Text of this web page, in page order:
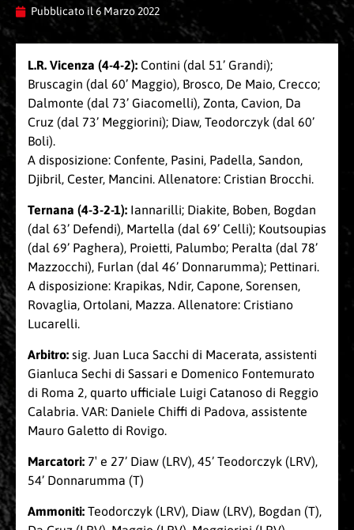
Pubblicato il 6 Marzo 2022
L.R. Vicenza (4-4-2): Contini (dal 51’ Grandi);
Bruscagin (dal 60’ Maggio), Brosco, De Maio, Crecco;
Dalmonte (dal 73’ Giacomelli), Zonta, Cavion, Da
Cruz (dal 73’ Meggiorini); Diaw, Teodorczyk (dal 60’
Boli).
A disposizione: Confente, Pasini, Padella, Sandon,
Djibril, Cester, Mancini. Allenatore: Cristian Brocchi.
Ternana (4-3-2-1): Iannarilli; Diakite, Boben, Bogdan
(dal 63’ Defendi), Martella (dal 69’ Celli); Koutsoupias
(dal 69’ Paghera), Proietti, Palumbo; Peralta (dal 78’
Mazzocchi), Furlan (dal 46’ Donnarumma); Pettinari.
A disposizione: Krapikas, Ndir, Capone, Sorensen,
Rovaglia, Ortolani, Mazza. Allenatore: Cristiano
Lucarelli.
Arbitro: sig. Juan Luca Sacchi di Macerata, assistenti
Gianluca Sechi di Sassari e Domenico Fontemurato
di Roma 2, quarto ufficiale Luigi Catanoso di Reggio
Calabria. VAR: Daniele Chiffi di Padova, assistente
Mauro Galetto di Rovigo.
Marcatori: 7′ e 27’ Diaw (LRV), 45’ Teodorczyk (LRV),
54’ Donnarumma (T)
Ammoniti: Teodorczyk (LRV), Diaw (LRV), Bogdan (T),